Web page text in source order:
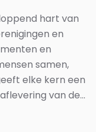
hart van
en
en
samen,
elke kern een
van de...